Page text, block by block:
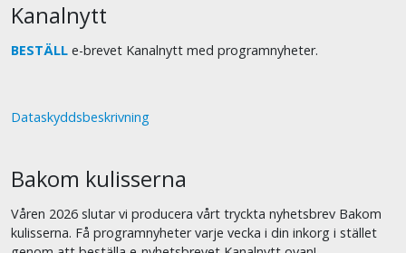
Kanalnytt
BESTÄLL e-brevet Kanalnytt med programnyheter.
Dataskyddsbeskrivning
Bakom kulisserna
Våren 2026 slutar vi producera vårt tryckta nyhetsbrev Bakom
kulisserna. Få programnyheter varje vecka i din inkorg i stället